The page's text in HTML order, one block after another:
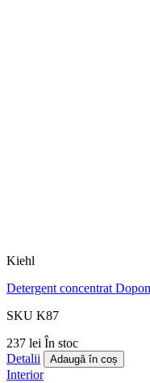
Kiehl
Detergent concentrat
SKU K87
237 lei În stoc
Detalii
Adaugă în coș
Interior